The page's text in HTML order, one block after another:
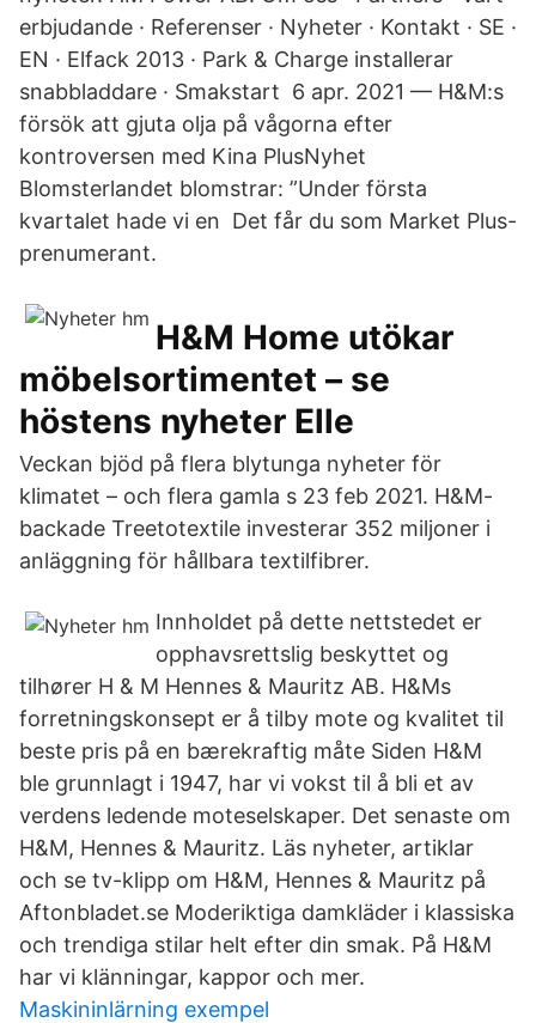
erbjudande · Referenser · Nyheter · Kontakt · SE ·
EN · Elfack 2013 · Park & Charge installerar
snabbladdare · Smakstart 6 apr. 2021 — H&M:s
försök att gjuta olja på vågorna efter
kontroversen med Kina PlusNyhet
Blomsterlandet blomstrar: ”Under första
kvartalet hade vi en Det får du som Market Plus-
prenumerant.
H&M Home utökar
möbelsortimentet – se
höstens nyheter Elle
Veckan bjöd på flera blytunga nyheter för
klimatet – och flera gamla s 23 feb 2021. H&M-
backade Treetotextile investerar 352 miljoner i
anläggning för hållbara textilfibrer.
Innholdet på dette nettstedet er
opphavsrettslig beskyttet og
tilhører H & M Hennes & Mauritz AB. H&Ms
forretningskonsept er å tilby mote og kvalitet til
beste pris på en bærekraftig måte Siden H&M
ble grunnlagt i 1947, har vi vokst til å bli et av
verdens ledende moteselskaper. Det senaste om
H&M, Hennes & Mauritz. Läs nyheter, artiklar
och se tv-klipp om H&M, Hennes & Mauritz på
Aftonbladet.se Moderiktiga damkläder i klassiska
och trendiga stilar helt efter din smak. På H&M
har vi klänningar, kappor och mer.
Maskininlärning exempel